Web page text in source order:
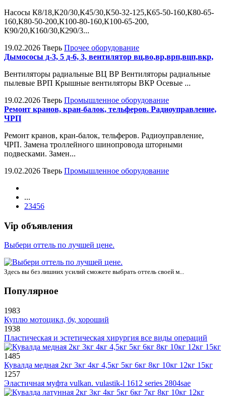
Насосы К8/18,К20/30,К45/30,К50-32-125,К65-50-160,К80-65-
160,К80-50-200,К100-80-160,К100-65-200,
К90/20,К160/30,К290/3...
19.02.2026 Тверь Прочее оборудование
Дымососы д-3, 5 д-6, 3, вентилятор вц,во,вр,врп,вцп,вкр,
Вентиляторы радиальные ВЦ ВР Вентиляторы радиальные
пылевые ВРП Крышные вентиляторы ВКР Осевые ...
19.02.2026 Тверь Промышленное оборудование
Ремонт кранов, кран-балок, тельферов. Радиоуправление,
ЧРП
Ремонт кранов, кран-балок, тельферов. Радиоуправление,
ЧРП. Замена троллейного шинопровода шторными
подвесками. Замен...
19.02.2026 Тверь Промышленное оборудование
...
23456
Vip объявления
Выбери оттель по лучшей цене.
Здесь вы без лишних усилий сможете выбрать оттель своей м...
Популярное
1983
Куплю мотоцикл, бу, хороший
1938
Пластическая и эстетическая хирургия все виды операций
1485
Кувалда медная 2кг 3кг 4кг 4,5кг 5кг 6кг 8кг 10кг 12кг 15кг
1257
Эластичная муфта vulkan. vulastik-l 1612 series 2804sae